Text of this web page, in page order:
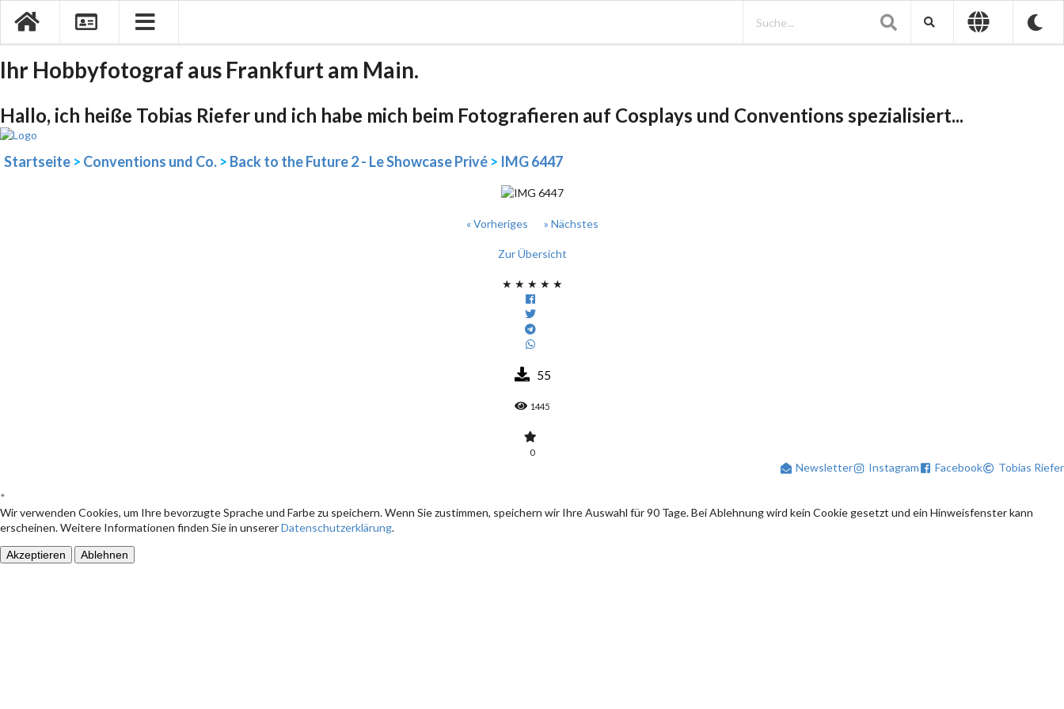
Ihr Hobbyfotograf aus Frankfurt am Main.
Hallo, ich heiße Tobias Riefer und ich habe mich beim Fotografieren auf Cosplays und Conventions spezialisiert...
Startseite > Conventions und Co. > Back to the Future 2 - Le Showcase Privé > IMG 6447
« Vorheriges » Nächstes
Zur Übersicht
★ ★ ★ ★ ★
55
1445
0
Newsletter Instagram Facebook Tobias Riefer
*
Wir verwenden Cookies, um Ihre bevorzugte Sprache und Farbe zu speichern. Wenn Sie zustimmen, speichern wir Ihre Auswahl für 90 Tage. Bei Ablehnung wird kein Cookie gesetzt und ein Hinweisfenster kann
erscheinen. Weitere Informationen finden Sie in unsererDatenschutzerklärung.
Akzeptieren Ablehnen